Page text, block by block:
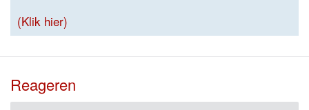
(Klik hier)
Reageren